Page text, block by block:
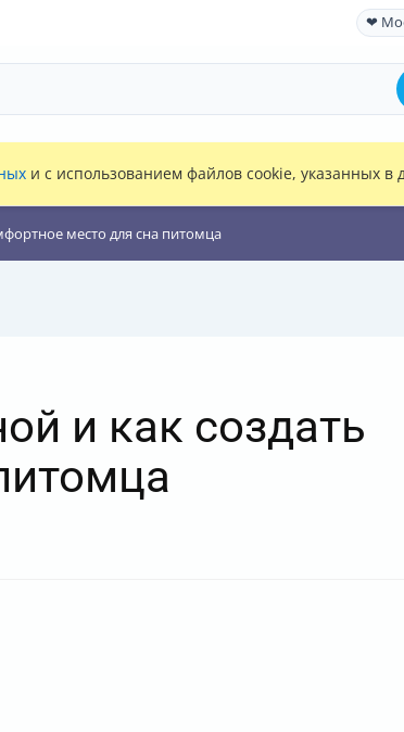
❤
и с использованием файлов cookie, указанных в
место для сна питомца
и как создать